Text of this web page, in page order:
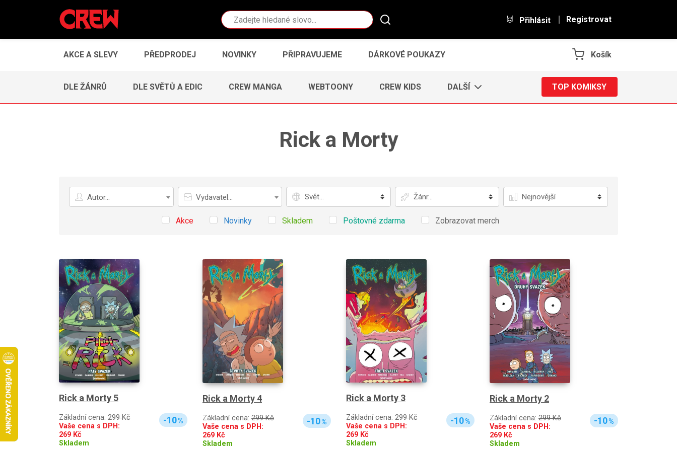
Vyhledávání Přihlásit Registrovat
AKCE A SLEVY PŘEDPRODEJ NOVINKY PŘIPRAVUJEME DÁRKOVÉ POUKAZY Košík
DLE ŽÁNRŮ DLE SVĚTŮ A EDIC CREW MANGA WEBTOONY CREW KIDS DALŠÍ TOP KOMIKSY
Rick a Morty
Autor
Autor...
Vydavatel
Vydavatel...
Svět Žánr Řadit
Akce Novinky Skladem Poštovné zdarma Zobrazovat merch
Rick a Morty 5
Základní cena: 299 Kč
Vaše cena s DPH:
269 Kč
Skladem
-10%
Rick a Morty 4
Základní cena: 299 Kč
Vaše cena s DPH:
269 Kč
Skladem
-10%
Rick a Morty 3
Základní cena: 299 Kč
Vaše cena s DPH:
269 Kč
Skladem
-10%
Rick a Morty 2
Základní cena: 299 Kč
Vaše cena s DPH:
269 Kč
Skladem
-10%